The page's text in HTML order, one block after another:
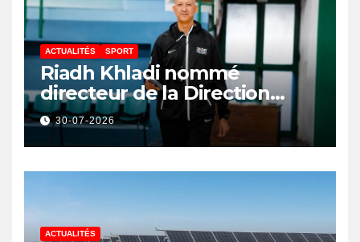
ACTUALITÉS SPORT
Riadh Khladi nommé
directeur de la Direction
Nationale de l’Arbitrage
30-07-2026
ACTUALITÉS